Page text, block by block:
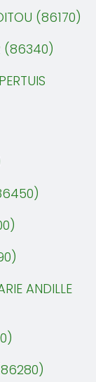
(86170)
(86340)
ANDILLE